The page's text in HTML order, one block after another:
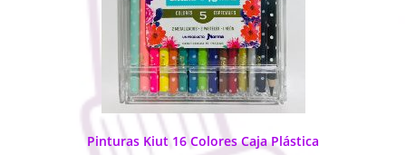
Pinturas Kiut 16 Colores Caja Plástica